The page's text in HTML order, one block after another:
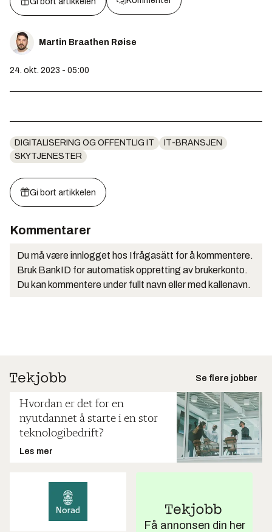
Martin Braathen Røise
24. okt. 2023 - 05:00
DIGITALISERING OG OFFENTLIG IT
IT-BRANSJEN
SKYTJENESTER
Gi bort artikkelen
Kommentarer
Du må være innlogget hos Ifrågasätt for å kommentere.
Bruk BankID for automatisk oppretting av brukerkonto.
Du kan kommentere under fullt navn eller med kallenavn.
Se flere jobber
Hvordan er det for en
nyutdannet å starte i en stor
teknologibedrift?
Les mer
Få annonsen din her